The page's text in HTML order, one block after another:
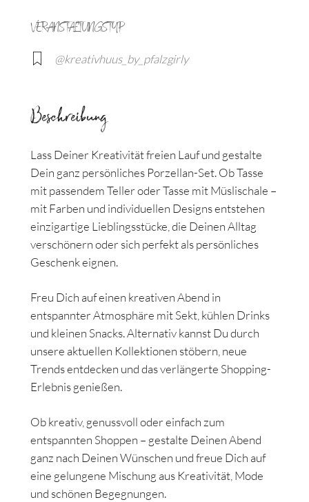
VERANSTALTUNGSTYP
@kreativhuus_by_pfalzgirly
Beschreibung
Lass Deiner Kreativität freien Lauf und gestalte
Dein ganz persönliches Porzellan-Set. Ob Tasse
mit passendem Teller oder Tasse mit Müslischale –
mit Farben und individuellen Designs entstehen
einzigartige Lieblingsstücke, die Deinen Alltag
verschönern oder sich perfekt als persönliches
Geschenk eignen.
Freu Dich auf einen kreativen Abend in
entspannter Atmosphäre mit Sekt, kühlen Drinks
und kleinen Snacks. Alternativ kannst Du durch
unsere aktuellen Kollektionen stöbern, neue
Trends entdecken und das verlängerte Shopping-
Erlebnis genießen.
Ob kreativ, genussvoll oder einfach zum
entspannten Shoppen – gestalte Deinen Abend
ganz nach Deinen Wünschen und freue Dich auf
eine gelungene Mischung aus Kreativität, Mode
und schönen Begegnungen.